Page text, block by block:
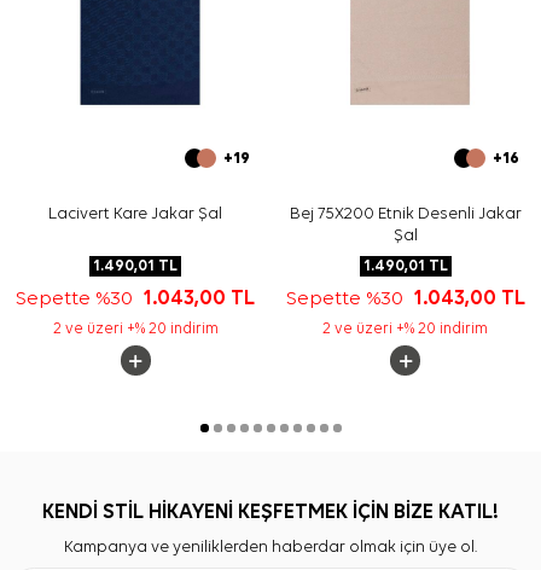
+19
Lacivert Kare Jakar Şal
1.490,01 TL
Sepette %30 1.043,00 TL
2 ve üzeri +% 20 indirim
+16
Bej 75X200 Etnik Desenli Jakar
Şal
1.490,01 TL
Sepette %30 1.043,00 TL
2 ve üzeri +% 20 indirim
KENDİ STİL HİKAYENİ KEŞFETMEK İÇİN BİZE KATIL!
Kampanya ve yeniliklerden haberdar olmak için üye ol.